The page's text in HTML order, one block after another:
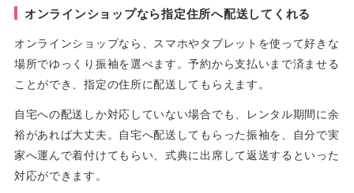
オンラインショップなら指定住所へ配送してくれる
オンラインショップなら、スマホやタブレットを使って好きな
場所でゆっくり振袖を選べます。予約から支払いまで済ませる
ことができ、指定の住所に配送してもらえます。
自宅への配送しか対応していない場合でも、レンタル期間に余
裕があれば大丈夫。自宅へ配送してもらった振袖を、自分で実
家へ運んで着付けてもらい、式典に出席して返送するといった
対応ができます。